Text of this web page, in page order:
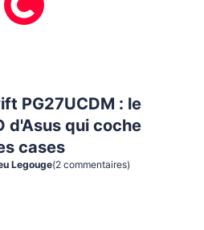
PG27UCDM : le
d'Asus qui coche
cases
Legouge(2 commentaires)